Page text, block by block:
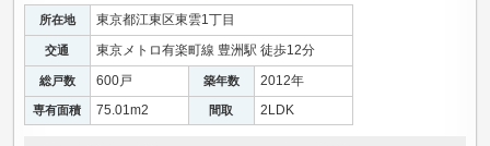
所在地 東京都江東区東雲1丁目
交通 東京メトロ有楽町線 豊洲駅 徒歩12分
総戸数 600戸 築年数 2012年
専有面積 75.01m2 間取 2LDK